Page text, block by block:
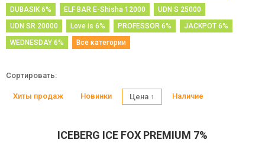
DUBASIK 6%
ELF BAR E-Shisha 12000
UDN S 25000
UDN SR 20000
Love is 6% PROFESSOR 6%
JACKPOT 6%
WEDNESDAY 6%
Все категории
Сортировать:
Хиты продаж Новинки Цена ↑ Наличие
ICEBERG ICE FOX PREMIUM 7%